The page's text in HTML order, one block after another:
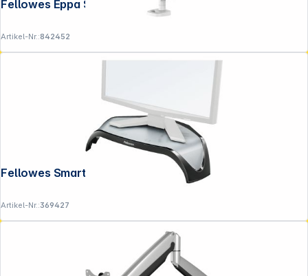
Artikel-Nr.:842452
Fellowes Smart Suites Monitor Ständer
Artikel-Nr.:369427